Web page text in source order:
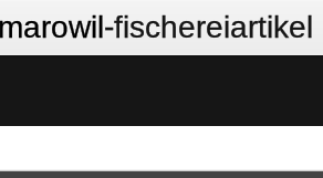
marowil-fischereiartikel